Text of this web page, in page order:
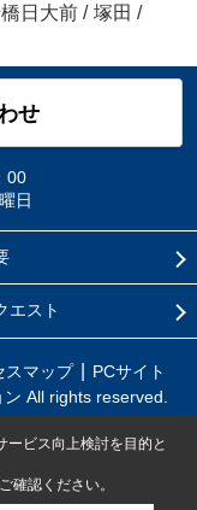
日大前 / 塚田 /
せ
00
日
エスト
スマップ
PCサイト
All rights reserved.
ービス向上検討を目的と
確認ください。